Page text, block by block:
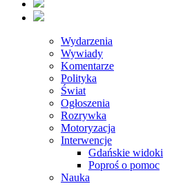
Wydarzenia
Wywiady
Komentarze
Polityka
Świat
Ogłoszenia
Rozrywka
Motoryzacja
Interwencje
Gdańskie widoki
Poproś o pomoc
Nauka